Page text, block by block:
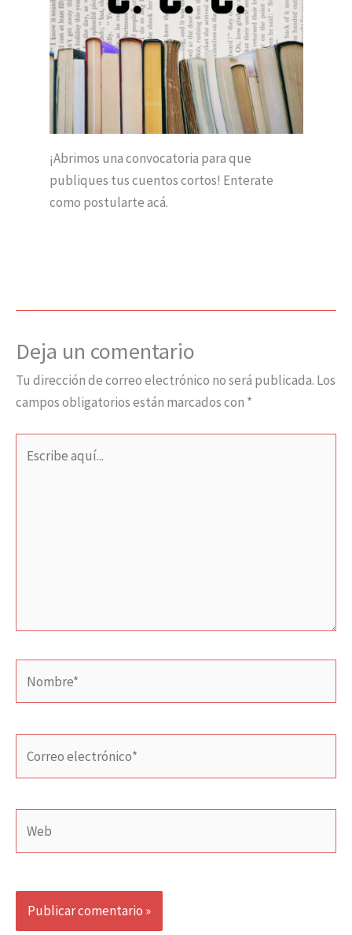
¡Abrimos una convocatoria para que
publiques tus cuentos cortos! Enterate
como postularte acá.
Deja un comentario
Tu dirección de correo electrónico no será publicada. Los
campos obligatorios están marcados con *
aquí...
electrónico*